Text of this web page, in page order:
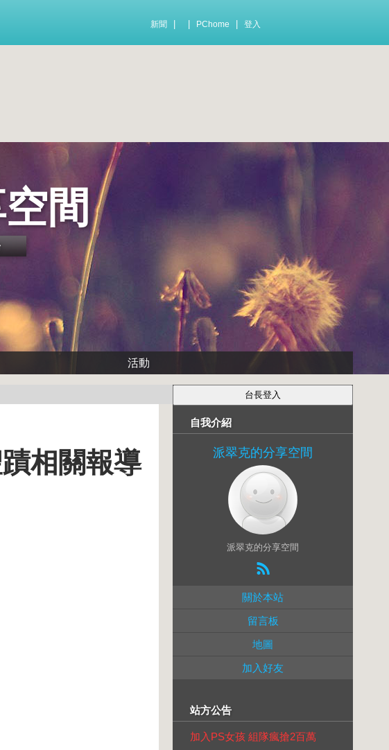
新聞 PChome 登入
間
活動
相關報導
自我介紹
派翠克的分享空間
派翠克的分享空間
關於本站
留言板
地圖
加入好友
站方公告
加入PS女孩 組隊瘋搶2百萬